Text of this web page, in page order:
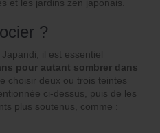
et les jardins zen japonais.
?
il est essentiel
pour autant sombrer dans
choisir deux ou trois teintes
ci-dessus, puis de les
plus soutenus, comme :